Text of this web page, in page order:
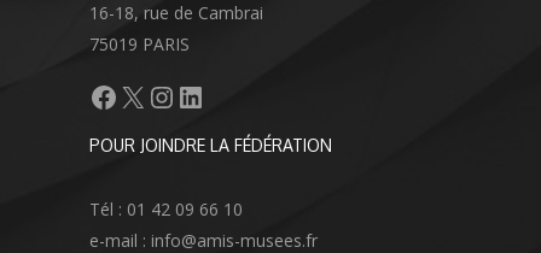
16-18, rue de Cambrai
75019 PARIS
Facebook
X Instagram
LinkedIn
POUR JOINDRE LA FÉDÉRATION
Tél : 01 42 09 66 10
e-mail : info@amis-musees.fr